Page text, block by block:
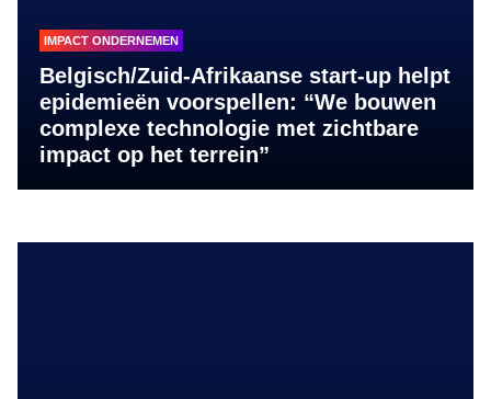
IMPACT ONDERNEMEN
Belgisch/Zuid-Afrikaanse start-up helpt
epidemieën voorspellen: “We bouwen
complexe technologie met zichtbare
impact op het terrein”